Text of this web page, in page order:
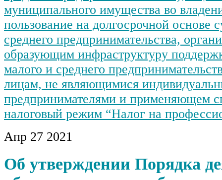
муниципального имущества во
пользование на долгосрочной основе
среднего предпринимательства,
образующим инфраструктуру
малого и среднего
лицам, не являющимися
предпринимателями и применяющем
налоговый режим “Налог на
Апр 27 2021
Об утверждении Порядка